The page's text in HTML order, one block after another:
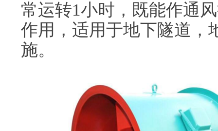
常运转1小时，既能作通
作用，适用于地下隧道，
施。